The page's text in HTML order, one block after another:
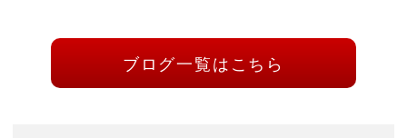
ブログ一覧はこちら